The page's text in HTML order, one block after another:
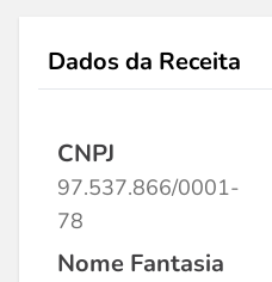
Dados da Receita
CNPJ
97.537.866/0001-
78
Nome Fantasia